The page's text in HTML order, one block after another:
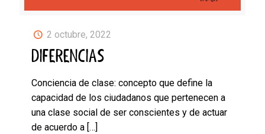
2 octubre, 2022
DIFERENCIAS
Conciencia de clase: concepto que define la
capacidad de los ciudadanos que pertenecen a
una clase social de ser conscientes y de actuar
de acuerdo a […]